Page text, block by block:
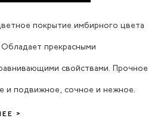
покрытие имбирного цвета
прекрасными
свойствами. Прочное
и подвижное, сочное и нежное.
>